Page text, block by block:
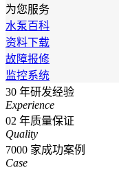
为您服务
水泵百科
资料下载
故障报修
监控系统
30 年研发经验
Experience
02 年质量保证
Quality
7000 家成功案例
Case